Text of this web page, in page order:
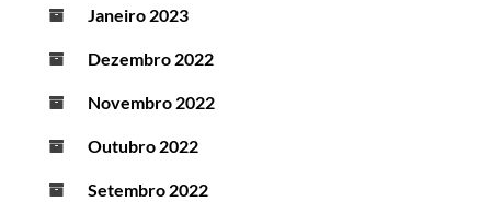
Janeiro 2023
Dezembro 2022
Novembro 2022
Outubro 2022
Setembro 2022